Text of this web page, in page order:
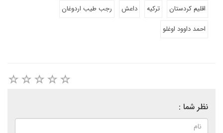
اقلیم کردستان
تركيه داعش
رجب طيب اردوغان
احمد داوود اوغلو
نظر شما :